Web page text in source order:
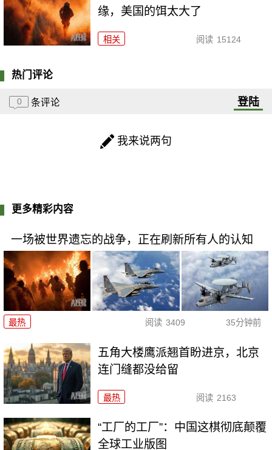
缘，美国的饵太大了
相关 阅读 15124
热门评论
0 条评论 登陆
我来说两句
更多精彩内容
一场被世界遗忘的战争，正在刷新所有人的认知
最热 阅读 3409 35分钟前
五角大楼鹰派翘首盼进京，北京
连门缝都没给留
最热 阅读 2163
“工厂的工厂”：中国这棋彻底颠覆
全球工业版图